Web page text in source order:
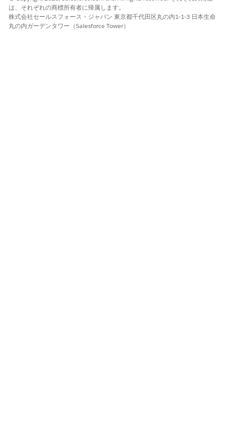
は、それぞれの商標所有者に帰属します。
株式会社セールスフォース・ジャパン 東京都千代田区丸の内1-1-3 日本生命
丸の内ガーデンタワー（Salesforce Tower）